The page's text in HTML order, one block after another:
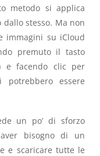
metodo si applica
stesso. Ma non
immagini su iCloud
premuto il tasto
e facendo clic per
essere
un po’ di sforzo
aver bisogno di un
e scaricare tutte le